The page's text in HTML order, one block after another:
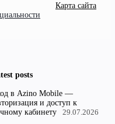
Карта сайта
posts
в Azino Mobile —
и доступ к
кабинету
29.07.2026